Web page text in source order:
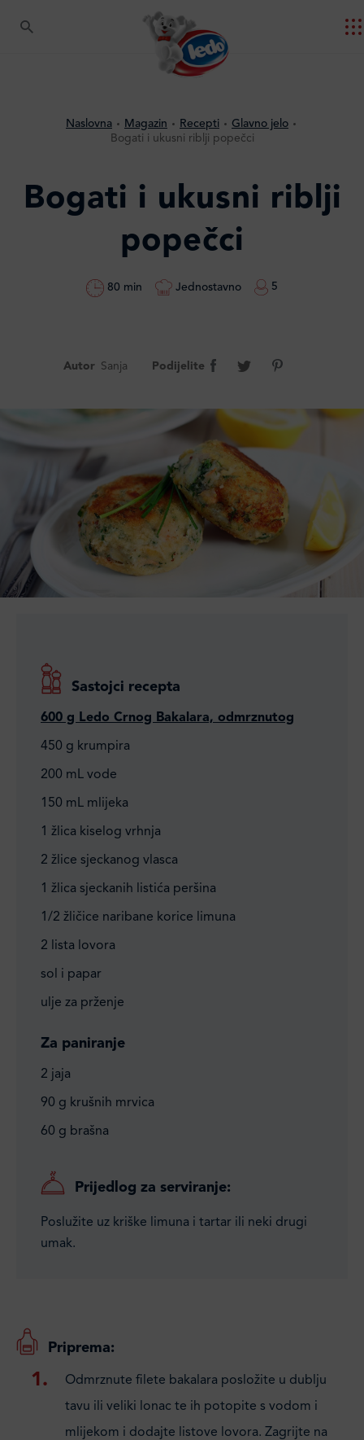
Naslovna Magazin Recepti
Glavno jelo
Bogati i ukusni riblji popečci
Bogati i ukusni riblji
popečci
80 min Jednostavno 5
Autor Sanja Podijelite
Sastojci recepta
600 g Ledo Crnog Bakalara, odmrznutog
450 g krumpira
200 mL vode
150 mL mlijeka
1 žlica kiselog vrhnja
2 žlice sjeckanog vlasca
1 žlica sjeckanih listića peršina
1/2 žličice naribane korice limuna
2 lista lovora
sol i papar
ulje za prženje
Za paniranje
2 jaja
90 g krušnih mrvica
60 g brašna
Prijedlog za serviranje:
Poslužite uz kriške limuna i tartar ili neki drugi
umak.
Priprema:
Odmrznute filete bakalara posložite u dublju
tavu ili veliki lonac te ih potopite s vodom i
mlijekom i dodajte listove lovora. Zagrijte na